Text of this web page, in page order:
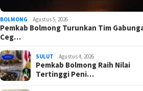
BOLMONG Agustus 5, 2026
Pemkab Bolmong Turunkan Tim
Ceg…
SULUT Agustus 4, 2026
Pemkab Bolmong Raih Nilai
Tertinggi Peni…